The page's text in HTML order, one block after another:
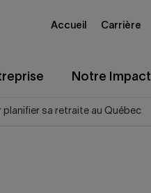
Notre Impact
Accueil Carrière
planifier sa retraite au Québec